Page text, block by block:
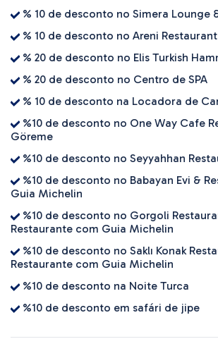
% 10 de desconto no Simera Lounge
% 10 de desconto no Areni Restaurant
% 20 de desconto no Elis Turkish
% 20 de desconto no Centro de SPA
% 10 de desconto na Locadora de
%10 de desconto no One Way Cafe
Göreme
%10 de desconto no Seyyahhan
%10 de desconto no Babayan Evi &
Guia Michelin
%10 de desconto no Gorgoli
Restaurante com Guia Michelin
%10 de desconto no Saklı Konak
Restaurante com Guia Michelin
%10 de desconto na Noite Turca
%10 de desconto em safári de jipe